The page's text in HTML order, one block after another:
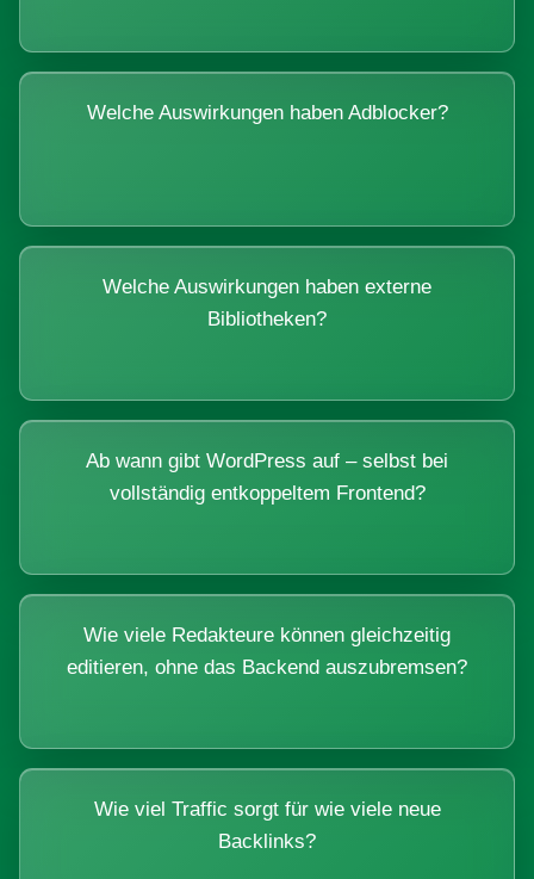
Welche Auswirkungen haben Adblocker?
Welche Auswirkungen haben externe
Bibliotheken?
Ab wann gibt WordPress auf – selbst bei
vollständig entkoppeltem Frontend?
Wie viele Redakteure können gleichzeitig
editieren, ohne das Backend auszubremsen?
Wie viel Traffic sorgt für wie viele neue
Backlinks?